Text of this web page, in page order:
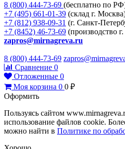
8 (800) 444-73-69 (бесплатно по
+7 (495) 661-01-39 (склад г.
+7 (812) 938-09-31 (г. Санкт-
+7 (8452) 46-73-69 (производство
zapros@mirnagreva.ru
8 (800) 444-73-69
Сравнение 0
Отложенные 0
Моя корзина 0 0 ₽
Оформить
Пользуясь сайтом
использование файлов cookie.
можно найти в Политике по